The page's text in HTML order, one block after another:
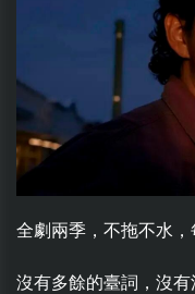
全劇兩季，不拖不水，
沒有多餘的臺詞，沒